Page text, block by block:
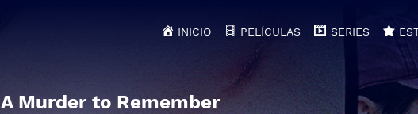
INICIO PELÍCULAS SERIES
A Murder to Remember